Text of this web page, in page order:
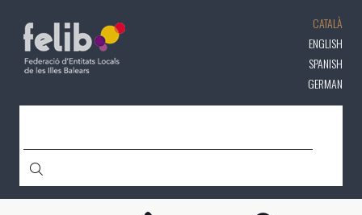
contingut
CATALÀ
ENGLISH
SPANISH
GERMAN